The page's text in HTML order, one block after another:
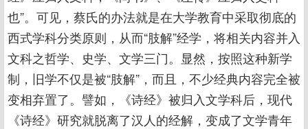
也”。可见，蔡氏的办法就是在大学教育中采取彻底的
西式学科分类原则，从而“肢解”经学，将相关内容并入
文科之哲学、史学、文学三门。显然，按照这种新学
制，旧学不仅是被“肢解”，而且，不少经典内容完全被
变相弃置了。譬如，《诗经》被归入文学科后，现代
《诗经》研究就脱离了汉人的经解，变成了文学青年